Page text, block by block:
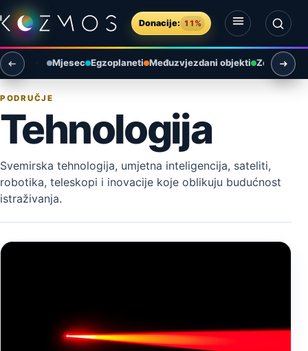
Preskoči na sadržaj
Donacije: 11%
Otvori izbornik
Otvori pretragu
Mjesec Egzoplaneti Međuzvjezdani objekti Zemlja i
PODRUČJE
Tehnologija
Svemirska tehnologija, umjetna inteligencija, sateliti,
robotika, teleskopi i inovacije koje oblikuju budućnost
istraživanja.